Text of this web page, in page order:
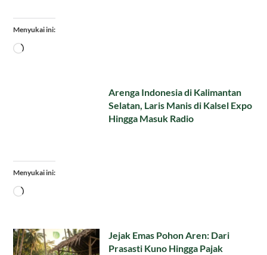
Menyukai ini:
Memuat...
Arenga Indonesia di Kalimantan
Selatan, Laris Manis di Kalsel Expo
Hingga Masuk Radio
Menyukai ini:
Memuat...
Jejak Emas Pohon Aren: Dari
Prasasti Kuno Hingga Pajak